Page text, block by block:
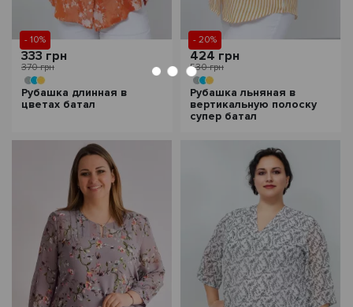
- 10%
333 грн
370 грн
Рубашка длинная в
цветах батал
- 20%
424 грн
530 грн
Рубашка льняная в
вертикальную полоску
супер батал